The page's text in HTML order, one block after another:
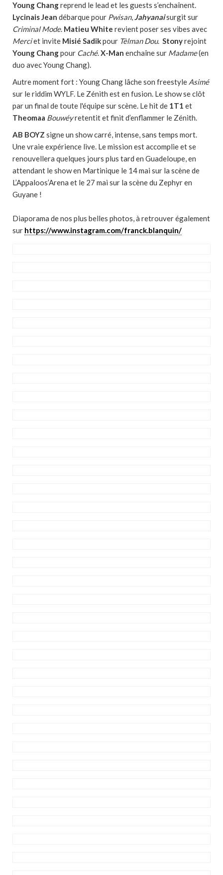
Young Changreprend le lead et les guests s’enchaînent.
Lycinais Jean débarque pour Pwisan,Jahyanaisurgit sur
Criminal Mode. Matieu White revient poser ses vibes avec
Merciet invite Misié Sadikpour Tèlman Dou. Stonyrejoint
Young Changpour Caché.X-Man enchaîne sur Madame(en
duo avec Young Chang).
Autre moment fort : Young Chang lâche son freestyle Asimé
sur le riddim WYLF. Le Zénith est en fusion. Le show se clôt
par un final de toute l'équipe sur scène. Le hit de 1T1 et
Theomaa Bouwéyretentit et finit d’enflammer le Zénith.
AB BOYZ signe un show carré, intense, sans temps mort.
Une vraie expérience live. Le mission est accomplie et se
renouvellera quelques jours plus tard en Guadeloupe, en
attendant le show en Martinique le 14 mai sur la scène de
L’Appaloos’Arena et le 27 mai sur la scène du Zephyr en
Guyane !
Diaporama de nos plus belles photos, à retrouver également
sur https://www.instagram.com/franck.blanquin/